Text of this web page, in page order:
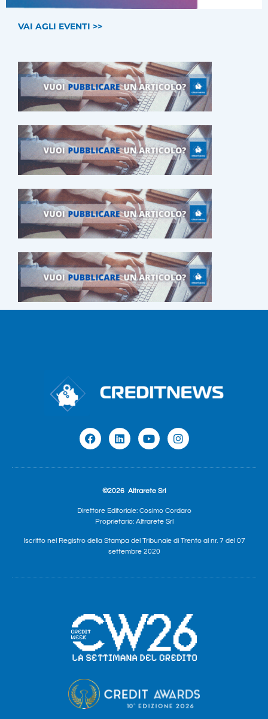
VAI AGLI EVENTI >>
©2026 Altrarete Srl
Direttore Editoriale: Cosimo Cordaro
Proprietario: Altrarete Srl
Iscritto nel Registro della Stampa del Tribunale di Trento al nr. 7 del 07
settembre 2020